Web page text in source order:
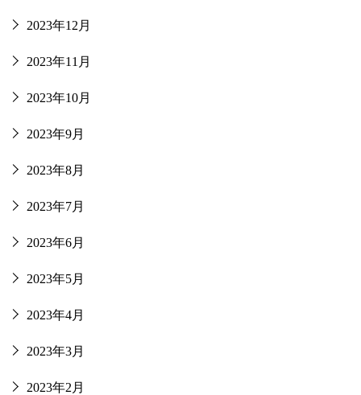
2023年12月
2023年11月
2023年10月
2023年9月
2023年8月
2023年7月
2023年6月
2023年5月
2023年4月
2023年3月
2023年2月